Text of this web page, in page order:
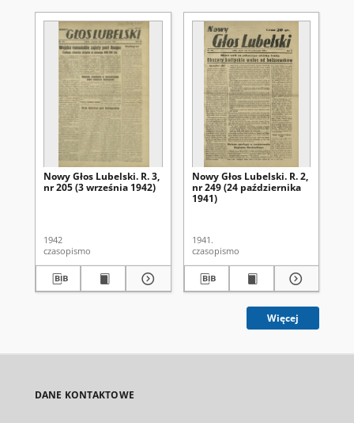
Nowy Głos Lubelski. R. 3,
nr 205 (3 września 1942)
1942
czasopismo
Nowy Głos Lubelski. R. 2,
nr 249 (24 października
1941)
1941.
czasopismo
Więcej
DANE KONTAKTOWE